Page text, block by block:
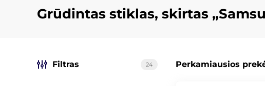
Grūdintas stiklas, skirtas
Perkamiausios
Filtras 24